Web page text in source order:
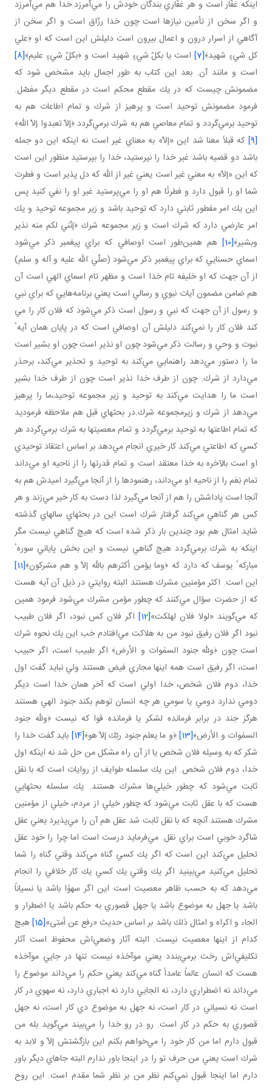
اينكه غفّار است و هر غفّاري بندگان خودش را مي‌آمرزد خدا هم مي‌آمرزد
و اگر سخن از تأمين نيازها است چون خدا رزّاق است و اگر سخن از
آگاهي از اسرار درون و اعمال بيرون است دليلش اين است كه او ﴿علي
كل شيءٍ شهيد﴾[7] است يا بكلّ شيءٍ شهيد است و ﴿بكلّ شيءٍ عليم﴾[8]
است و مانند آن. بعد اين كتاب به طور اجمال بايد مشخص شود كه
مضمونش چيست كه در يك مقطع محكم است در مقطع ديگر مفصّل.
فرمود مضمونش توحيد است و پرهيز از شرك و تمام اطاعات هم به
توحيد برمي‌گردد و تمام معاصي هم به شرك برمي‌گردد ﴿إلاّ تعبدوا إلاّ الله﴾
[9]
كه قبلاً معنا شد اين «إلاّ» به معناي غير است نه اينكه اين دو جمله
باشد دو قضيه باشد غير خدا را نپرستيد، خدا را بپرستيد منظور اين است
كه اين «إلاّ» به معني غير است يعني غير از الله كه دل پذير است و فطرت
شما او را قبول دارد و فطرتًا هم او را مي‌پرستيد غير او را نفي كنيد پس
اين يك امر مفطور ثابتي دارد كه توحيد باشد و زير مجموعه توحيد و يك
امر عارضي دارد كه شرك است و زير مجموعه شرك ﴿إنّني لكم منه نذير
وبشير﴾[10]
هم همين‌طور است اوصافي كه براي پيغمبر ذكر مي‌شود
اسماي حسنايي كه براي پيغمبر ذكر مي‌شود (صلّي الله عليه و آله و سلم)
از آن جهت كه او خليفه تام خدا است و مظهر تام اسماي الهي است آن
هم ضامن مضمون آيات نبوي و رسالي است يعني برنامه‌هايي كه براي نبي
و رسول از آن جهت كه نبي و رسول است ذكر مي‌شود كه فلان كار را مي‌
كند فلان كار را نمي‌كند دليلش آن اوصافي است كه در پايان همان آيهٴ
نبوت و وحي و رسالت ذكر مي‌شود چون او نذير است چون او بشير است
ما را دستور مي‌دهد راهنمايي مي‌كند به توحيد و تحذير مي‌كند، برحذر
مي‌دارد از شرك. چون از طرف خدا نذير است چون از طرف خدا بشير
است ما را هدايت مي‌كند به توحيد و زير مجموعه توحيد،ما را پرهيز
مي‌دهد از شرك و زيرمجموعه شرك.در بحثهاي قبل هم ملاحظه فرموديد
كه تمام اطاعتها به توحيد برمي‌گردد و تمام معصيتها به شرك برمي‌گردد هر
كسي كه اطاعتي مي‌كند كار خيري انجام مي‌دهد بر اساس اعتقاد توحيدي
او است بالآخره به خدا معتقد است و تمام قدرتها را از ناحيه او مي‌داند
تمام نِعَم را از ناحيه او مي‌داند، رهنمودها را از آنجا مي‌گيرد اميدش هم به
آنجا است پاداشش را هم از آنجا مي‌گيرد لذا دست به كار خير مي‌زند و هر
كس هر گناهي مي‌كند گرفتار شرك است اين در بحثهاي سالهاي گذشته
شايد امثال هم بود چندين بار ذكر شده است كه هيچ گناهي نيست مگر
اينكه به شرك برمي‌گردد هيچ گناهي نيست و اين بخش پاياني سورهٴ
مباركهٴ يوسف كه دارد كه ﴿وما يؤمن أكثرهم بالله إلاّ و هم مشركون﴾[11]
اين است. اكثر مؤمنين مشرك هستند البته روايتي در ذيل آن آيه هست
كه از حضرت سؤال مي‌كنند كه چطور مؤمن مشرك مي‌شود فرمود همين
كه مي‌گويند «لولا فلان لهلكت»[12]
اگر فلان كس نبود، اگر فلان طبيب
نبود اگر فلان رفيق نبود من به هلاكت مي‌افتادم خب اين يك نحوه شرك
است چون ﴿ولله جنود السمٰوات و الأرض﴾ اگر طبيب است، اگر حبيب
است، اگر رفيق است همه اينها مجاري فيض هستند ولي نبايد گفت اول
خدا، دوم فلان شخص، خدا اولي است كه آخر همان خدا است ديگر
دومي ندارد دومي يا سومي هر چه انسان توهم بكند جنود الهي هستند
هرگز جند در برابر فرمانده لشكر يا فرمانده قوا كه نيست ﴿ولله جنود
السمٰوات و الأرض﴾[13] ﴿و ما يعلم جنود ربّك إلاّ هو﴾[14]
بايد گفت خدا را
شكر كه به وسيله فلان شخص يا از آن راه مشكل من حل شد نه اينكه اول
خدا، دوم فلان شخص. اين يك سلسله طوايف از روايات است كه با نقل
ثابت مي‌شود كه چطور خيلي‌ها مشرك هستند. يك سلسله بحثهايي
هست كه با عقل ثابت مي‌شود كه چطور خيلي از مردم، خيلي از مؤمنين
مشرك هستند آنچه كه با نقل ثابت شد عقل هم آن را مي‌پذيرد يعني عقل
شاگرد خوبي است براي نقل. مي‌فرمايد درست است اما چرا را خود عقل
تحليل مي‌كند اين است كه اگر يك كسي گناه مي‌كند وقتي گناه را شما
تحليل مي‌كنيد مي‌بينيد اگر يك وقتي يك كسي يك كار خلافي را انجام
مي‌دهد كه به حسب ظاهر معصيت است اين اگر سهوًا باشد يا نسياناً
باشد يا جهل به موضوع باشد يا جهل قصوري به حكم باشد يا اضطرار و
الجاء و اكراه و امثال ذلك باشد بر اساس حديث «رفع عن أمتى»[15]
هيچ
كدام از اينها معصيت نيست. البته آثار وضعي‌اش محفوظ است آثار
تكليفي‌اش رخت برمي‌بندد يعني موآخذه نيست تنها در جايي موآخذه
هست كه انسان عالماً عامداً گناه مي‌كند يعني حكم را مي‌داند موضوع را
مي‌داند نه اضطراري دارد، نه الجايي دارد نه اجباري دارد، نه سهوي در كار
است نه نسياني در كار است، نه جهل به موضوع دي كار است، نه جهل
قصوري به حكم در كار است. رو در رو خدا را مي‌بيند مي‌گويد بله من
قبول دارم اما من كار خود را مي‌خواهم بكنم اين بازگشتش إلاّ و لابد به
شرك است يعني من حرف تو را در اينجا باور ندارم البته جاهاي ديگر باور
دارم اما اينجا قبول نمي‌كنم نظر من بر نظر شما مقدم است. اين روح